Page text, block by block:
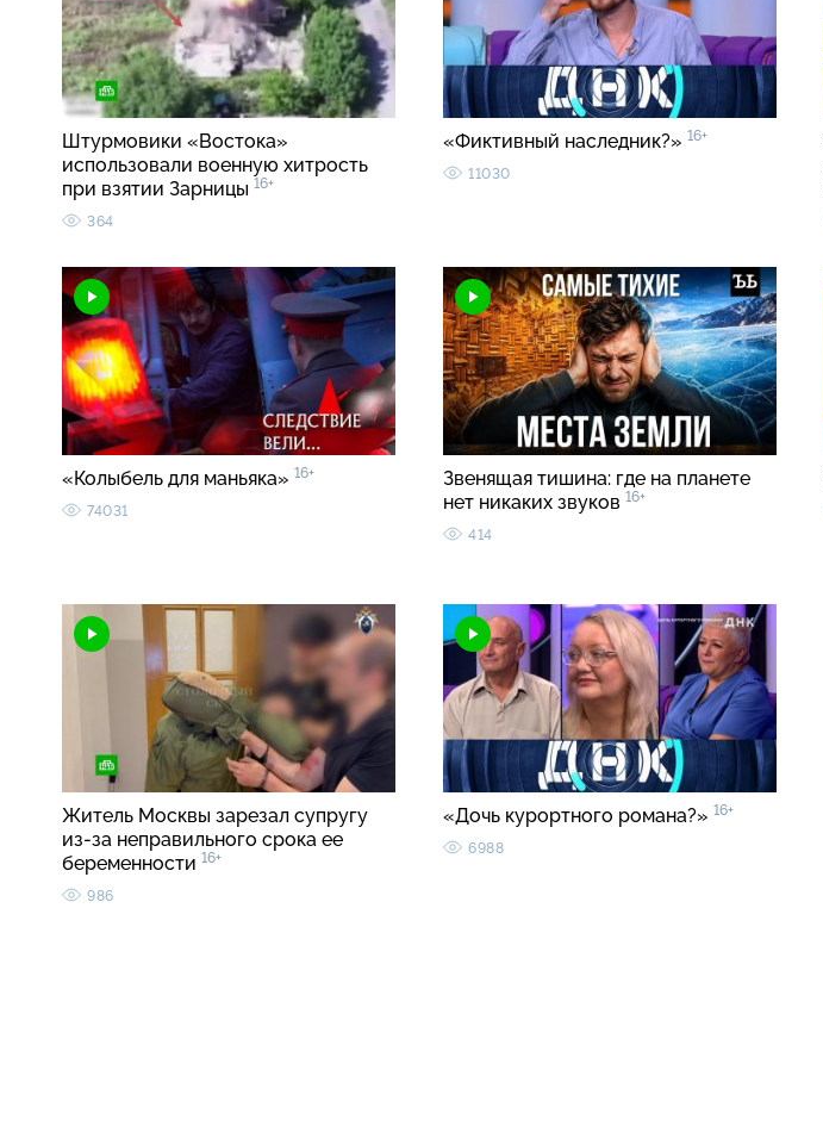
Штурмовики «Востока»
использовали военную хитрость
при взятии Зарницы 16+
364
«Фиктивный наследник?» 16+
11030
«Колыбель для маньяка» 16+
74031
Звенящая тишина: где на планете
нет никаких звуков 16+
414
Житель Москвы зарезал супругу
из-за неправильного срока ее
беременности 16+
986
«Дочь курортного романа?» 16+
6988